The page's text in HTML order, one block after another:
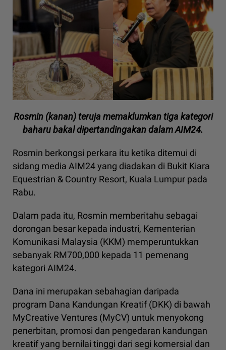
Rosmin (kanan) teruja memaklumkan tiga kategori
baharu bakal dipertandingakan dalam AIM24.
Rosmin berkongsi perkara itu ketika ditemui di
sidang media AIM24 yang diadakan di Bukit Kiara
Equestrian & Country Resort, Kuala Lumpur pada
Rabu.
Dalam pada itu, Rosmin memberitahu sebagai
dorongan besar kepada industri, Kementerian
Komunikasi Malaysia (KKM) memperuntukkan
sebanyak RM700,000 kepada 11 pemenang
kategori AIM24.
Dana ini merupakan sebahagian daripada
program Dana Kandungan Kreatif (DKK) di bawah
MyCreative Ventures (MyCV) untuk menyokong
penerbitan, promosi dan pengedaran kandungan
kreatif yang bernilai tinggi dari segi komersial dan